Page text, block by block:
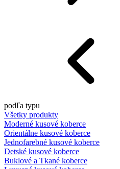
podľa typu
Všetky produkty
Moderné kusové koberce
Orientálne kusové koberce
Jednofarebné kusové koberce
Detské kusové koberce
Buklové a Tkané koberce